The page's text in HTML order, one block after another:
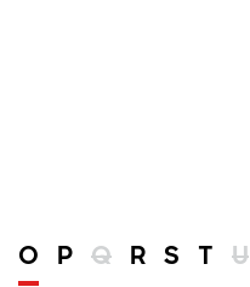
O P Q R S T U